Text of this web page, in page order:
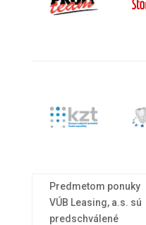
Predmetom ponuky
VÚB Leasing, a.s. sú
predschválené